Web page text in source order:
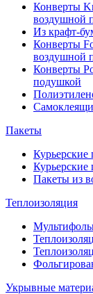
Конверты
воздушной
Из крафт-
Конверты
воздушной
Конверты
подушкой
Пакеты
Курьерские
Курьерские
Пакеты из
Теплоизоляция
Укрывные